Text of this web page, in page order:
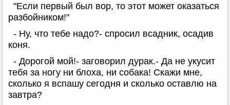
"Если первый был вор, то этот может оказаться
разбойником!"
- Ну, что тебе надо?- спросил всадник, осадив
коня.
- Дорогой мой!- заговорил дурак.- Да не укусит
тебя за ногу ни блоха, ни собака! Скажи мне,
сколько я вспашу сегодня и сколько оставлю на
завтра?